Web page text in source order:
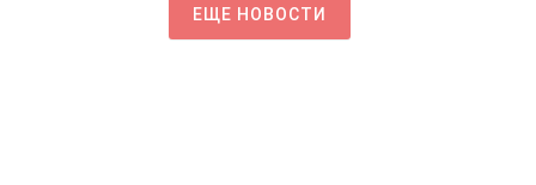
ЕЩЕ НОВОСТИ